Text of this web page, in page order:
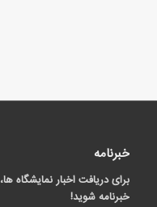
خبرنامه
برای دریافت اخبار نمایشگاه
خبرنامه شوید!